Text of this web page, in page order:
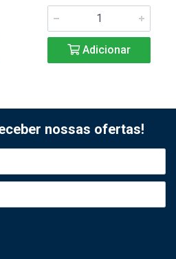
Adicionar
nossas ofertas!